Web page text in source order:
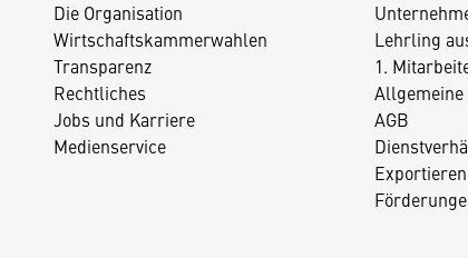
Die Organisation
Wirtschaftskammerwahlen
Transparenz
Rechtliches
Jobs und Karriere
Medienservice
Lehrling
1.
Allgemeine
AGB